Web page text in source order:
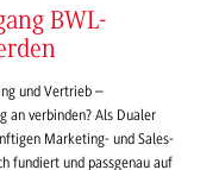
BWL-
und Vertrieb –
an verbinden? Als Dualer
Marketing- und Sales-
fundiert und passgenau auf